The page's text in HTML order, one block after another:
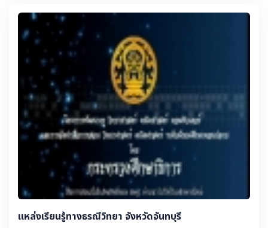
แหล่งเรียนรู้ทางธรณีวิทยา จังหวัดจันทบุรี